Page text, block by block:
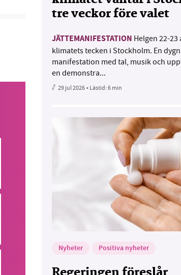
tre veckor före valet
JÄTTEMANIFESTATION Helgen 22-
klimatets tecken i Stockholm. En
manifestation med tal, musik och
en demonstra...
29 jul 2026• Lästid:6 min
Nyheter Positiva nyheter